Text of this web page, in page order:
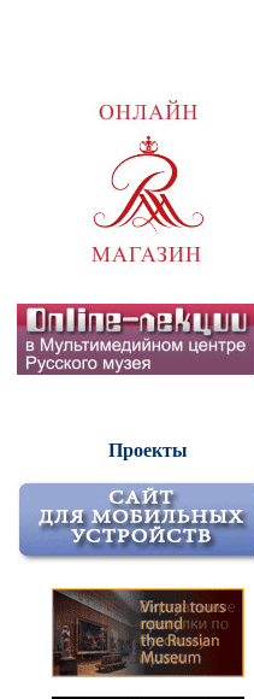
Проекты